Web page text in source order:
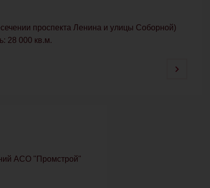
проспекта Ленина и улицы Соборной)
28 000 кв.м.
АСО "Промстрой"